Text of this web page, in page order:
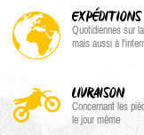
EXPÉDITIONS
Quotidiennes sur
mais aussi à
LIVRAISON
Concernant les
le jour même